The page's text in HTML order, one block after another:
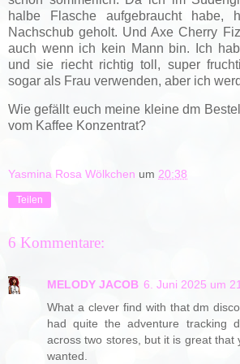
halbe Flasche aufgebraucht habe,
Nachschub geholt. Und Axe Cherry
auch wenn ich kein Mann bin. Ich
und sie riecht richtig toll, super
sogar als Frau verwenden, aber ich
Wie gefällt euch meine kleine dm
vom Kaffee Konzentrat?
Yasmina Rosa Wölkchen um 20:38
Teilen
6 Kommentare:
MELODY JACOB 6. Juni 2025 um
What a clever find with that dm
had quite the adventure tracking
across two stores, but it is great that
wanted.